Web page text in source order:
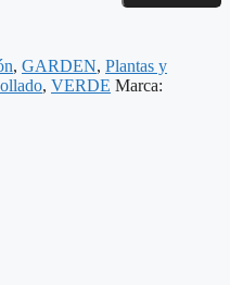
, GARDEN, Plantas y
, VERDE Marca: